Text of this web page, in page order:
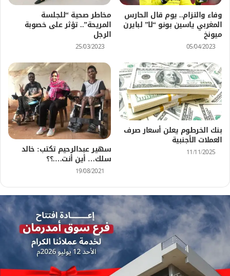
وفاء والتزام.. يوم قال الحارس
المغربي ياسين بونو “لا” لبايرن
ميونخ
05/04/2023
مخاطر صحية “للجلسة
المريحة”.. تؤثر على خصوبة
الرجل
25/03/2023
بنك الخرطوم يعلن أسعار صرف
العملات الأجنبية
11/11/2025 سهير عبدالرحيم تكتب: خالد
سلك… أين أنت….؟؟
19/08/2021